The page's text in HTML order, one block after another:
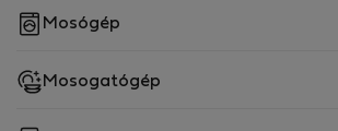
Mosógép
Mosogatógép